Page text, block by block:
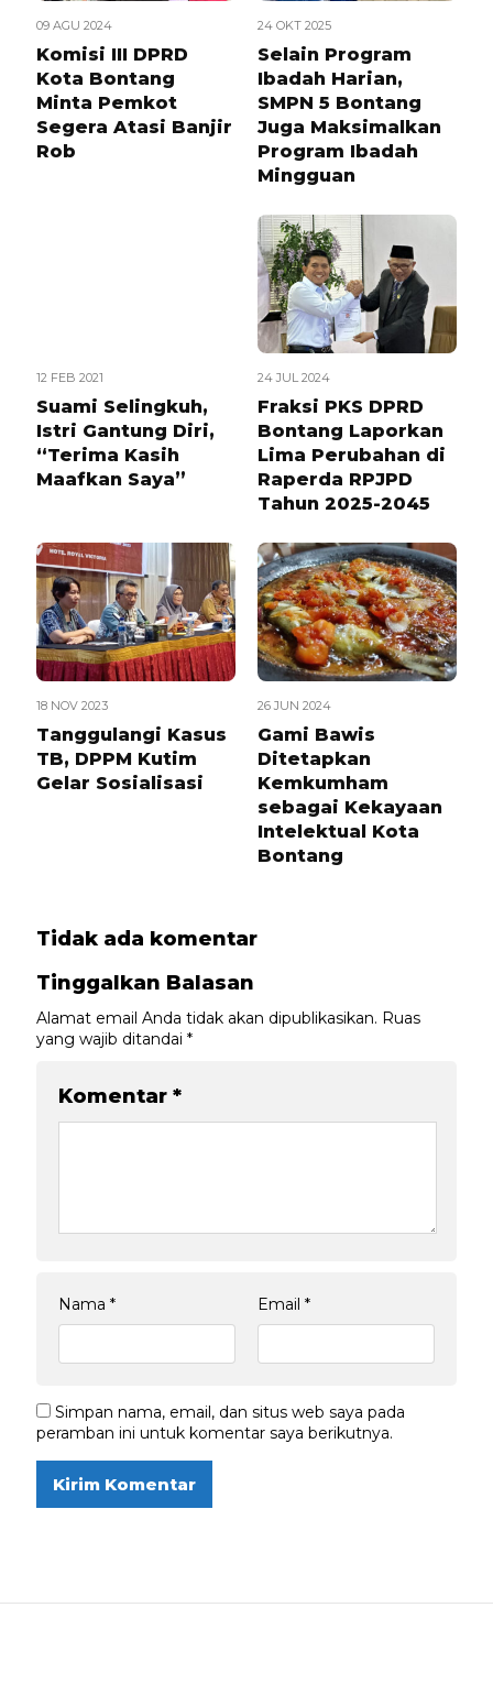
09 AGU 2024
Komisi III DPRD
Kota Bontang
Minta Pemkot
Segera Atasi Banjir
Rob
24 OKT 2025
Selain Program
Ibadah Harian,
SMPN 5 Bontang
Juga Maksimalkan
Program Ibadah
Mingguan
12 FEB 2021
Suami Selingkuh,
Istri Gantung Diri,
“Terima Kasih
Maafkan Saya”
24 JUL 2024
Fraksi PKS DPRD
Bontang Laporkan
Lima Perubahan di
Raperda RPJPD
Tahun 2025-2045
18 NOV 2023
Tanggulangi Kasus
TB, DPPM Kutim
Gelar Sosialisasi
26 JUN 2024
Gami Bawis
Ditetapkan
Kemkumham
sebagai Kekayaan
Intelektual Kota
Bontang
Tidak ada komentar
Tinggalkan Balasan
Alamat email Anda tidak akan dipublikasikan. Ruas
yang wajib ditandai *
Komentar *
Nama * Email *
Simpan nama, email, dan situs web saya pada
peramban ini untuk komentar saya berikutnya.